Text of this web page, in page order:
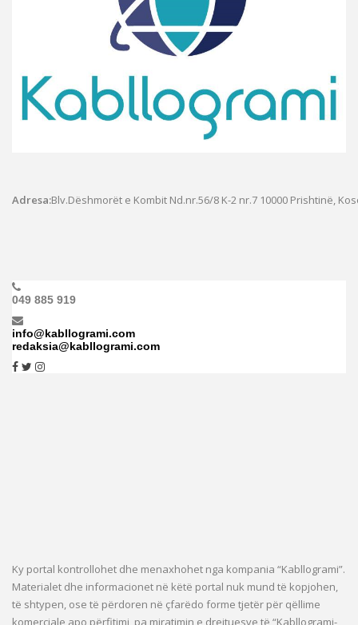
Adresa:Blv.Dëshmorët e Kombit Nd.nr.56/8 K-2 nr.7 10000 Prishtinë,
049 885 919
info@kabllogrami.com
redaksia@kabllogrami.com
Ky portal kontrollohet dhe menaxhohet nga kompania “Kabllogrami”.
Materialet dhe informacionet në këtë portal nuk mund të kopjohen,
të shtypen, ose të përdoren në çfarëdo forme tjetër për qëllime